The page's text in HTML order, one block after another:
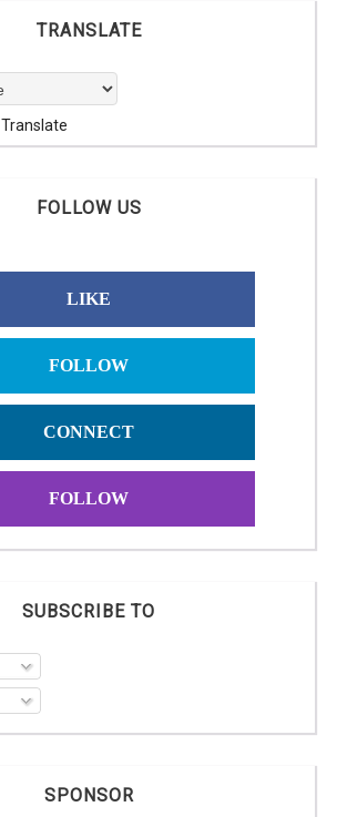
TRANSLATE
Translate
FOLLOW US
LIKE
FOLLOW
CONNECT
FOLLOW
SUBSCRIBE TO
SPONSOR